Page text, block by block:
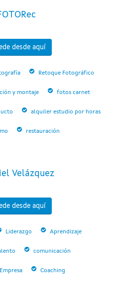
desde aquí
Retoque Fotográfico
y montaje fotos carnet
alquiler estudio por horas
restauración
Velázquez
desde aquí
Liderazgo Aprendizaje
comunicación
Coaching